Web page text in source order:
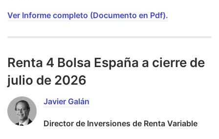
Ver Informe completo (Documento en Pdf).
Renta 4 Bolsa España a cierre de
julio de 2026
Javier Galán
Director de Inversiones de Renta Variable